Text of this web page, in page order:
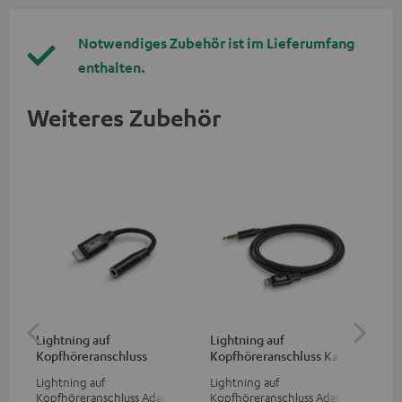
Notwendiges Zubehör ist im Lieferumfang
enthalten.
Weiteres Zubehör
Lightning auf
Kopfhöreranschluss
Lightning auf
Kopfhöreranschluss Adapter
Lightning auf
Kopfhöreranschluss Kabel
Lightning auf
Kopfhöreranschluss Adapter